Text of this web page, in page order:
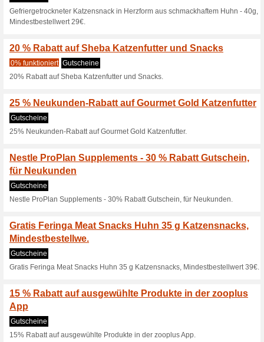
Aktuelle Angebote
12 % Neukunden-
Sortiment
100% funktioniert
Dieser Gutschein scheint
uns sobald dieser ungültig
Zooplus SparPlan: 5